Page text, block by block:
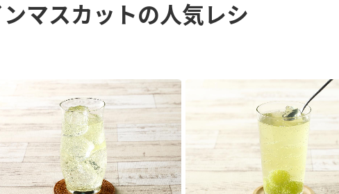
調味酢 お酢ドリンク
スープ クイック調味料 レモン果汁 ふり
ミツカンの環境への取
MIM（ミツカンミュ
ージアム）
ミツカンの酢づくりの
歴史などが学べる体験
型博物館です。
各部門が
いること
「未来ビ
実現に向
取り組み
す。
マスカットの人気レシ